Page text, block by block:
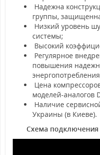
Надежна
группы,
Низкий уровень
системы;
Высокий
Регулярное
повышения
Цена
моделей-аналогов
Наличие
Украины (в Киеве).
Схема подключения